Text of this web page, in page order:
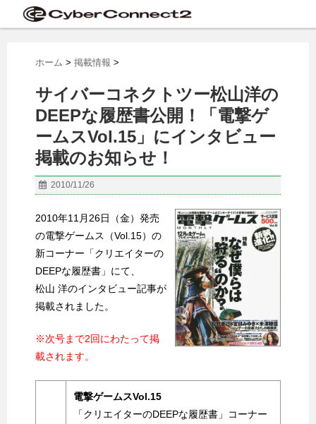
ホーム > 掲載情報 >
サイバーコネクトツー松山洋の
DEEPな履歴書公開！「電撃ゲ
ームスVol.15」にインタビュー
掲載のお知らせ！
2010/11/26
2010年11月26日（金）発売
の電撃ゲームス（Vol.15）の
新コーナー「クリエイターの
DEEPな履歴書」にて、
松山 洋のインタビュー記事が
掲載されました。
※次号まで2回にわたって掲
載されます。
電撃ゲームスVol.15
「クリエイターのDEEPな履歴書」コーナー